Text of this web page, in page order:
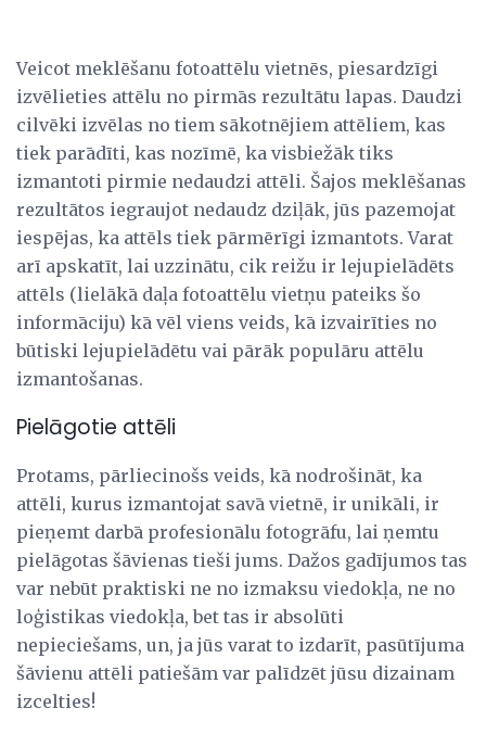
Veicot meklēšanu fotoattēlu vietnēs, piesardzīgi
izvēlieties attēlu no pirmās rezultātu lapas. Daudzi
cilvēki izvēlas no tiem sākotnējiem attēliem, kas
tiek parādīti, kas nozīmē, ka visbiežāk tiks
izmantoti pirmie nedaudzi attēli. Šajos meklēšanas
rezultātos iegraujot nedaudz dziļāk, jūs pazemojat
iespējas, ka attēls tiek pārmērīgi izmantots. Varat
arī apskatīt, lai uzzinātu, cik reižu ir lejupielādēts
attēls (lielākā daļa fotoattēlu vietņu pateiks šo
informāciju) kā vēl viens veids, kā izvairīties no
būtiski lejupielādētu vai pārāk populāru attēlu
izmantošanas.
Pielāgotie attēli
Protams, pārliecinošs veids, kā nodrošināt, ka
attēli, kurus izmantojat savā vietnē, ir unikāli, ir
pieņemt darbā profesionālu fotogrāfu, lai ņemtu
pielāgotas šāvienas tieši jums. Dažos gadījumos tas
var nebūt praktiski ne no izmaksu viedokļa, ne no
loģistikas viedokļa, bet tas ir absolūti
nepieciešams, un, ja jūs varat to izdarīt, pasūtījuma
šāvienu attēli patiešām var palīdzēt jūsu dizainam
izcelties!